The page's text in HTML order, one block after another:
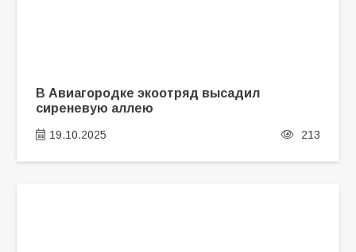
В Авиагородке экоотряд высадил
сиреневую аллею
19.10.2025 213